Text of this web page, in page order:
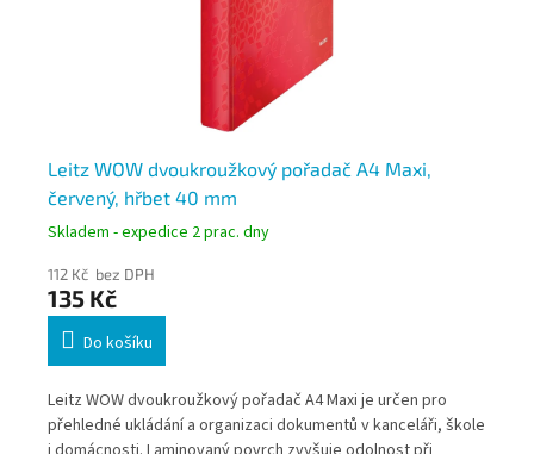
Leitz WOW dvoukroužkový pořadač A4 Maxi,
červený, hřbet 40 mm
Skladem - expedice 2 prac. dny
112 Kč bez DPH
135 Kč
Do košíku
Leitz WOW dvoukroužkový pořadač A4 Maxi je určen pro
přehledné ukládání a organizaci dokumentů v kanceláři, škole